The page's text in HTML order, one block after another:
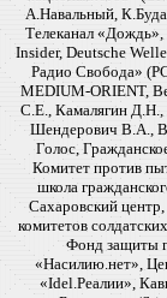
А.Навальный,
Телеканал
Insider, Deutsche
Радио Свобода»
MEDIUM-ORIENT,
С.Е., Камалягин
Шендерович В.А.,
Голос,
Комитет против
школа
Сахаровский
комитетов
Фонд защиты
«Насилию.нет»,
«Idel.Реалии»,